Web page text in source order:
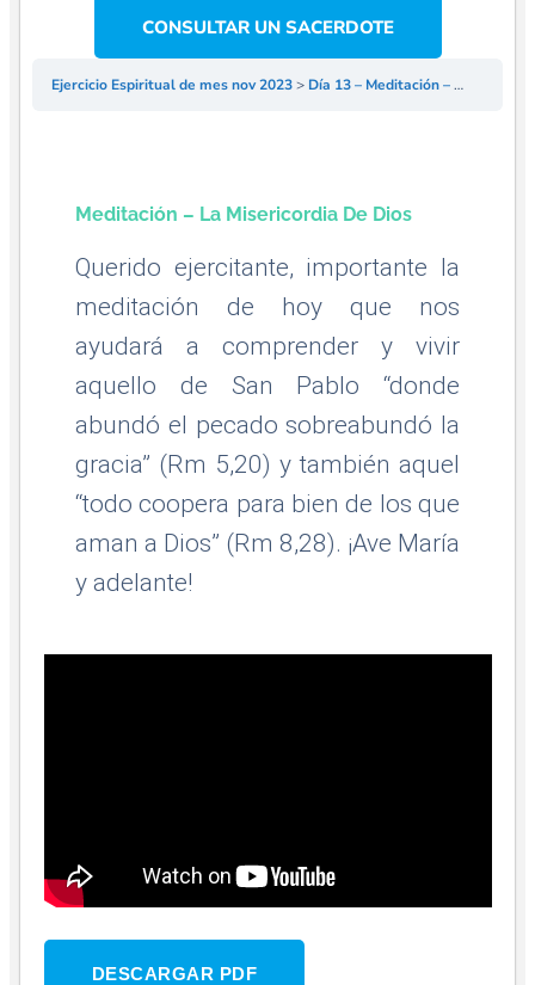
CONSULTAR UN SACERDOTE
Ejercicio Espiritual de mes nov 2023 Día 13 – Meditación – La Misericordia de Dios
Meditación – La Misericordia De Dios
Querido ejercitante, importante la
meditación de hoy que nos
ayudará a comprender y vivir
aquello de San Pablo “donde
abundó el pecado sobreabundó la
gracia” (Rm 5,20) y también aquel
“todo coopera para bien de los que
aman a Dios” (Rm 8,28). ¡Ave María
y adelante!
DESCARGAR PDF